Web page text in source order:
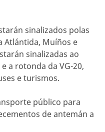
sinalizados polas
Atlántida, Muíños e
sinalizadas ao
a rotonda da VG-20,
e turismos.
público para
de antemán a